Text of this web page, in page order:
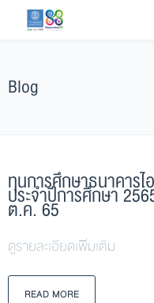
Blog
ทุนการศึกษาธนาคาร
ประจำปีการศึกษา
ต.ค. 65
ดูรายละเอียดเพิ่มเติม
READ MORE